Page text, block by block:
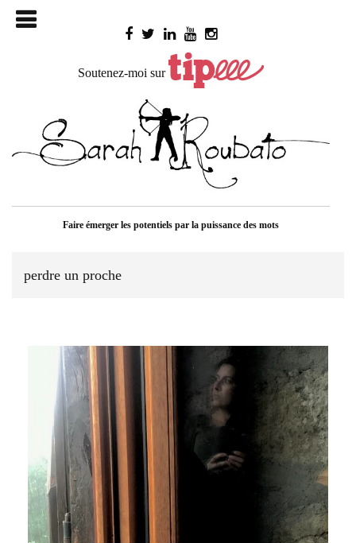
Skip
to
Soutenez-moi sur
Faire émerger les potentiels par la puissance des mots

perdre un proche